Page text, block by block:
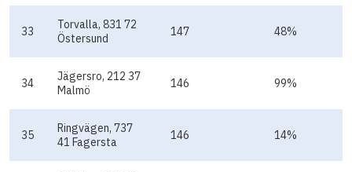
33
Torvalla, 831 72
Östersund
147 48%
34
Jägersro, 212 37
Malmö
146 99%
35
Ringvägen, 737
41 Fagersta
146 14%